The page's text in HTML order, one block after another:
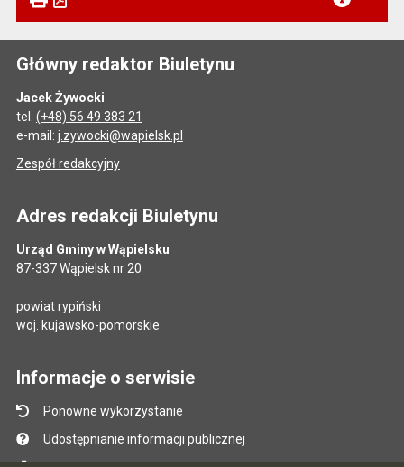
Główny redaktor Biuletynu
Jacek Żywocki
tel. (+48) 56 49 383 21
e-mail: j.zywocki@wapielsk.pl
Zespół redakcyjny
Adres redakcji Biuletynu
Urząd Gminy w Wąpielsku
87-337 Wąpielsk nr 20
powiat rypiński
woj. kujawsko-pomorskie
Informacje o serwisie
Ponowne wykorzystanie
Udostępnianie informacji publicznej